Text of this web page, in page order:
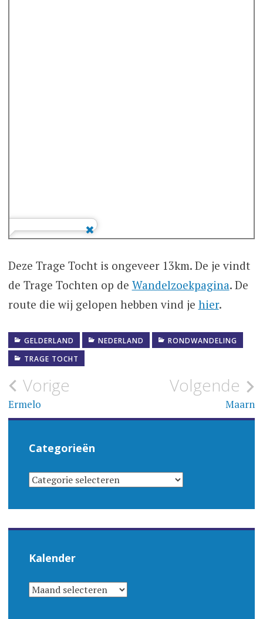
Deze Trage Tocht is ongeveer 13km. De je vindt
de Trage Tochten op de Wandelzoekpagina. De
route die wij gelopen hebben vind je hier.
GELDERLAND NEDERLAND
RONDWANDELING
TRAGE TOCHT
Bericht
navigatie
Vorige
Ermelo
Volgende
Maarn
Categorieën
CATEGORIEËN
Kalender
KALENDER